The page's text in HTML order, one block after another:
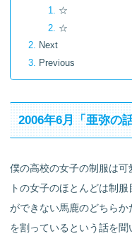
☆
☆
Next
Previous
2006年6月「亜弥の
僕の高校の女子の制服は
トの女子のほとんどは制
ができない馬鹿のどちら
を割っているという話を